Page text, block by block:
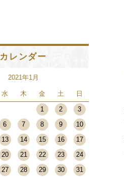
カレンダー
2021年1月
水 木 金 土 日
1 2
3
6 7 8 9
10
13 14 15 16
17
20 21 22 23
24
27 28 29 30
31